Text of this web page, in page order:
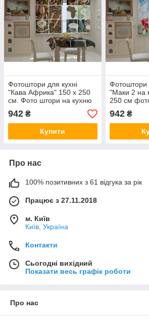
Фотоштори для кухні
"Кава Африка" 150 х 250
см. Фото штори на кухню
шторі VE
942 ₴
Купити
Фотоштори
"Маки 2 на
250 см
кухню шторі
942₴
Про нас
100% позитивних з 61 відгука за рік
Працює з 27.11.2018
м. Київ
Київ, Україна
Контакти
Сьогодні вихідний
Показати весь графік роботи
Про нас